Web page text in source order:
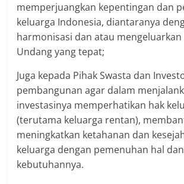
memperjuangkan kepentingan dan
keluarga Indonesia, diantaranya
harmonisasi dan atau
Undang yang tepat;
Juga kepada Pihak Swasta dan
pembangunan agar dalam
investasinya memperhatikan hak
(terutama keluarga rentan),
meningkatkan ketahanan dan
keluarga dengan pemenuhan hal dan
kebutuhannya.